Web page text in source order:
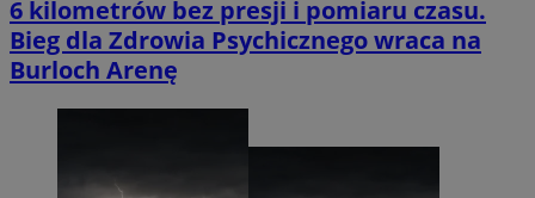
6 kilometrów bez presji i pomiaru czasu.
Bieg dla Zdrowia Psychicznego wraca na
Burloch Arenę